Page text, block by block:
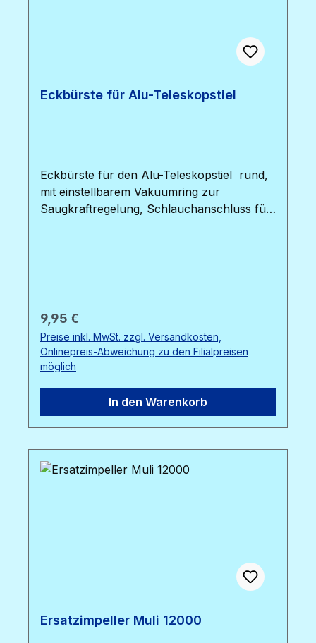
Eckbürste für Alu-Teleskopstiel
Eckbürste für den Alu-Teleskopstiel rund,
mit einstellbarem Vakuumring zur
Saugkraftregelung, Schlauchanschluss für
Regulärer Preis:
9,95 €
Preise inkl. MwSt. zzgl. Versandkosten,
Onlinepreis-Abweichung zu den Filialpreisen
möglich
In den Warenkorb
Ersatzimpeller Muli 12000